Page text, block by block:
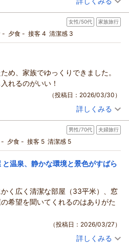
（返信日：2026/04/18）
ました。
びは出来ず夜は暇でした。
旅行)
場無料≫ ツイン 食事なし
一人あたり/税込)
頂き誠に有難うございます。
て重ねてお礼申し上げます。
な思いをさせてしまい大変申し訳
にご利用頂いているため時間帯に
ございます。
お客様のみのご利用になる為、時
状態でご利用頂ける場合もござい
ッフまでお問合せ頂ければと思
運び頂けるようサービス向上に努
ります。
（返信日：2026/04/07）
女性/50代 家族旅行
- 夕食 - 接客 4 清潔感 3
め、家族でゆっくりできました。
れるのがいい！
（投稿日：2026/03/30）
無料≫ 食事なし
一人あたり/税込)
き誠に有難うございます。
ねてお礼申し上げます。
うで何よりでございます。
ごゆっくりお寛ぎ頂ける空間をご
す。
ます。この度は誠にありがとうご
詳しくみる
男性/70代 夫婦旅行
- 夕食 - 接客 5 清潔感 5
温泉、静かな環境と景色がすばら
く広く清潔な部屋（33平米）、窓
希望を聞いてくれるのはありがた
（投稿日：2026/03/27）
詳しくみる